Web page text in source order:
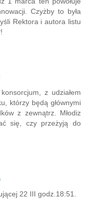
Czyżby to była
Rektora i autora listu
z udziałem
którzy będą głównymi
z zewnątrz. Młodiz
się, czy przeżyją do
22 III godz.18:51.